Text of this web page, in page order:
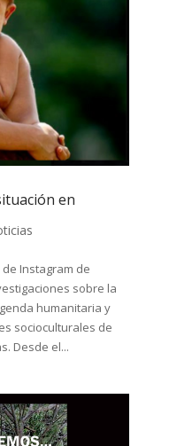
en
Instagram de
sobre la
humanitaria y
socioculturales de
Desde el...